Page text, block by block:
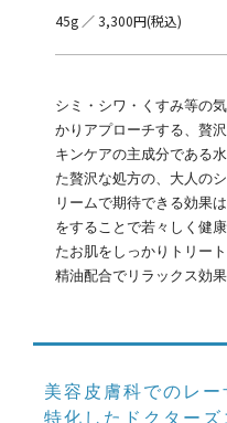
45g ／ 3,300円(税込)
シミ・シワ・くすみ等の
かりアプローチする、贅
キンケアの主成分である
た贅沢な処方の、大人の
リームで期待できる効果
をすることで若々しく健
たお肌をしっかりトリー
精油配合でリラックス効
美容皮膚科でのレ
特化したドクターズ